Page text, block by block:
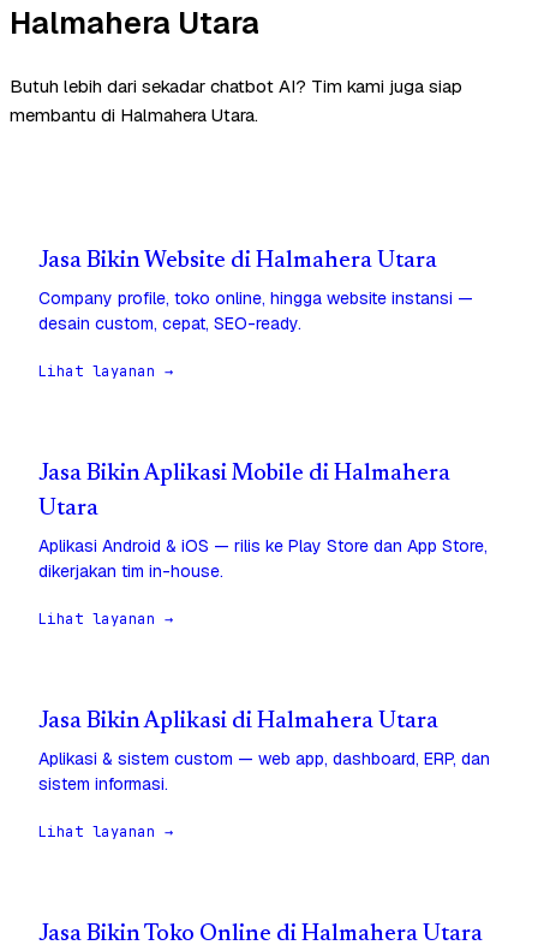
Halmahera Utara
Butuh lebih dari sekadar chatbot AI? Tim kami juga siap
membantu di Halmahera Utara.
Jasa Bikin Website di Halmahera Utara
Company profile, toko online, hingga website instansi —
desain custom, cepat, SEO-ready.
Lihat layanan →
Jasa Bikin Aplikasi Mobile di Halmahera
Utara
Aplikasi Android & iOS — rilis ke Play Store dan App Store,
dikerjakan tim in-house.
Lihat layanan →
Jasa Bikin Aplikasi di Halmahera Utara
Aplikasi & sistem custom — web app, dashboard, ERP, dan
sistem informasi.
Lihat layanan →
Jasa Bikin Toko Online di Halmahera Utara